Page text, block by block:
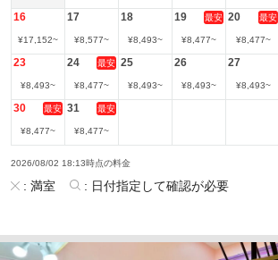
16
¥17,152~
17
¥8,577~
18
¥8,493~
19 最安
¥8,477~
20 最安
¥8,477~
23
¥8,493~
24 最安
¥8,477~
25
¥8,493~
26
¥8,493~
27
¥8,493~
30 最安
¥8,477~
31 最安
¥8,477~
2026/08/02 18:13時点の料金
: 満室 : 日付指定して確認が必要